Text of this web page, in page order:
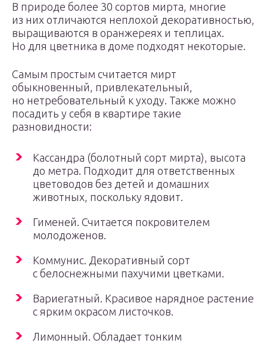
В природе более 30 сортов мирта, многие
из них отличаются неплохой декоративностью,
выращиваются в оранжереях и теплицах.
Но для цветника в доме подходят некоторые.
Самым простым считается мирт
обыкновенный, привлекательный,
но нетребовательный к уходу. Также можно
посадить у себя в квартире такие
разновидности:
Кассандра (болотный сорт мирта), высота
до метра. Подходит для ответственных
цветоводов без детей и домашних
животных, поскольку ядовит.
Гименей. Считается покровителем
молодоженов.
Коммунис. Декоративный сорт
с белоснежными пахучими цветками.
Вариегатный. Красивое нарядное растение
с ярким окрасом листочков.
Лимонный. Обладает тонким